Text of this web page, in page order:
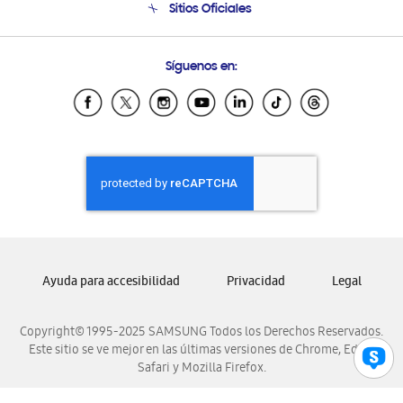
Soporte vía eMail
Sitios Oficiales
Samsung Ecuador
Samsung El Salvador
Samsung Honduras
Samsung Nicaragua
Samsung Panamá
Samsung Venezuela
Síguenos en:
Copyright© 1995-2025 SAMSUNG Todos los Derechos Reservados.
Este sitio se ve mejor en las últimas versiones de Chrome, Edge,
Safari y Mozilla Firefox.
Ayuda para accesibilidad Privacidad Legal